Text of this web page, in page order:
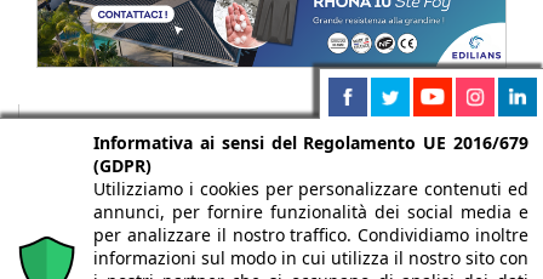
Informativa ai sensi del Regolamento UE 2016/679
(GDPR)
Utilizziamo i cookies per personalizzare contenuti ed
annunci, per fornire funzionalità dei social media e
per analizzare il nostro traffico. Condividiamo inoltre
informazioni sul modo in cui utilizza il nostro sito con